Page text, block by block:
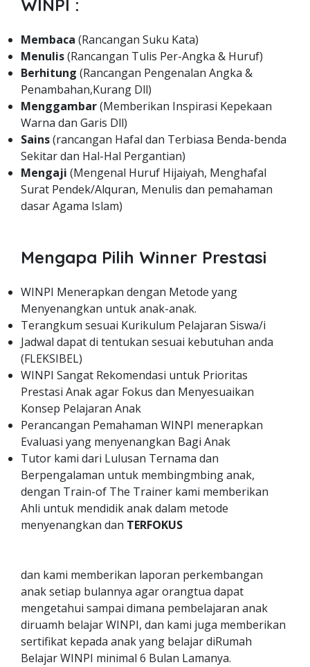
WINPI :
Membaca (Rancangan Suku Kata)
Menulis(Rancangan Tulis Per-Angka & Huruf)
Berhitung (Rancangan Pengenalan Angka &
Penambahan,Kurang Dll)
Menggambar(Memberikan Inspirasi Kepekaan
Warna dan Garis Dll)
Sains(rancangan Hafal dan Terbiasa Benda-benda
Sekitar dan Hal-Hal Pergantian)
Mengaji (Mengenal Huruf Hijaiyah, Menghafal
Surat Pendek/Alquran, Menulis dan pemahaman
dasar Agama Islam)
Mengapa Pilih Winner Prestasi
WINPI Menerapkan dengan Metode yang
Menyenangkan untuk anak-anak.
Terangkum sesuai Kurikulum Pelajaran Siswa/i
Jadwal dapat di tentukan sesuai kebutuhan anda
(FLEKSIBEL)
WINPI Sangat Rekomendasi untuk Prioritas
Prestasi Anak agar Fokus dan Menyesuaikan
Konsep Pelajaran Anak
Perancangan Pemahaman WINPI menerapkan
Evaluasi yang menyenangkan Bagi Anak
Tutor kami dari Lulusan Ternama dan
Berpengalaman untuk membingmbing anak,
dengan Train-of The Trainer kami memberikan
Ahli untuk mendidik anak dalam metode
menyenangkan dan TERFOKUS
dan kami memberikan laporan perkembangan
anak setiap bulannya agar orangtua dapat
mengetahui sampai dimana pembelajaran anak
diruamh belajar WINPI, dan kami juga memberikan
sertifikat kepada anak yang belajar diRumah
Belajar WINPI minimal 6 Bulan Lamanya.